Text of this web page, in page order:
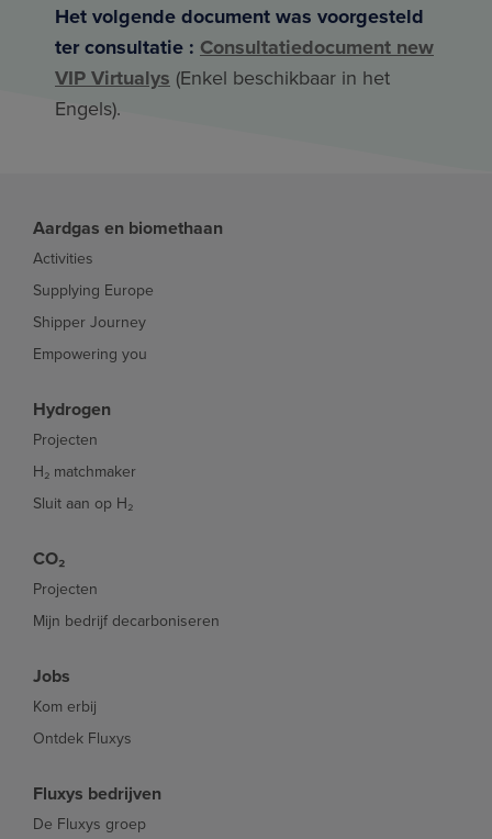
Het volgende document was voorgesteld
ter consultatie : Consultatiedocument new
VIP Virtualys (Enkel beschikbaar in het
Engels).
Aardgas en biomethaan
Activities
Supplying Europe
Shipper Journey
Empowering you
Hydrogen
Projecten
H₂ matchmaker
Sluit aan op H₂
CO₂
Projecten
Mijn bedrijf decarboniseren
Jobs
Kom erbij
Ontdek Fluxys
Fluxys bedrijven
De Fluxys groep